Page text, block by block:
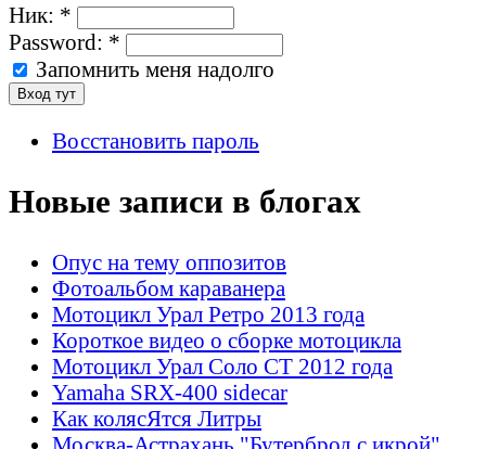
Ник: *
Password: *
Запомнить меня надолго
Восстановить пароль
Новые записи в блогах
Опус на тему оппозитов
Фотоальбом караванера
Мотоцикл Урал Ретро 2013 года
Короткое видео о сборке мотоцикла
Мотоцикл Урал Соло СТ 2012 года
Yamaha SRX-400 sidecar
Как колясЯтся Литры